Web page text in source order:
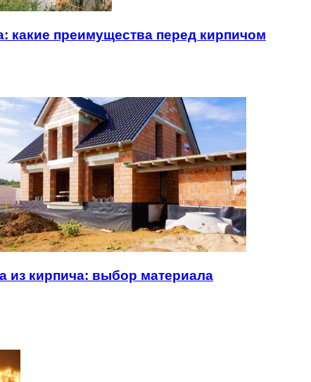
какие преимущества перед кирпичом
из кирпича: выбор материала